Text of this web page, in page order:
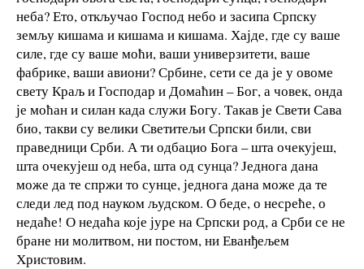
неба? Ето, откључао Господ небо и засипа Српску
земљу кишама и кишама и кишама. Хајде, где су ваше
силе, где су ваше моћи, ваши универзитети, ваше
фабрике, ваши авиони? Србине, сети се да је у овоме
свету Краљ и Господар и Домаћин – Бог, а човек, онда
је моћан и силан када служи Богу. Такав је Свети Сава
био, такви су велики Светитељи Српски били, сви
праведници Срби. А ти одбацио Бога – шта очекујеш,
шта очекујеш од неба, шта од сунца? Једнога дана
може да те спржи то сунце, једнога дана може да те
следи лед под науком људском. О беде, о несреће, о
недаће! О недаћа које јуре на Српски род, а Срби се не
бране ни молитвом, ни постом, ни Еванђељем
Христовим.